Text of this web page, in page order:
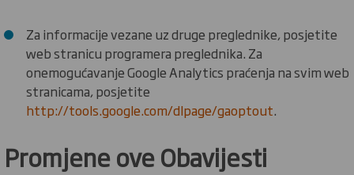
Za informacije vezane uz druge preglednike, posjetite
web stranicu programera preglednika. Za
onemogućavanje Google Analytics praćenja na svim web
stranicama, posjetite
http://tools.google.com/dlpage/gaoptout.
Promjene ove Obavijesti